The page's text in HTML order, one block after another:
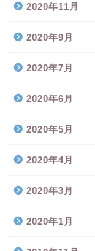
2020年11月
2020年9月
2020年7月
2020年6月
2020年5月
2020年4月
2020年3月
2020年1月